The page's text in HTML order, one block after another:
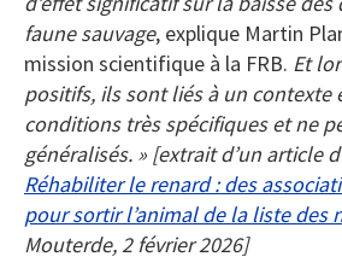
faune sauvage, explique Martin
mission scientifique à la FRB. Et
positifs, ils sont liés à un contexte
conditions très spécifiques et ne
généralisés. » [extrait d’un article
Réhabiliter le renard : des
pour sortir l’animal de la liste des
Mouterde, 2 février 2026]